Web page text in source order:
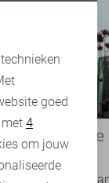
Een
Rijssen
Ben jij die
goed
4
om jouw